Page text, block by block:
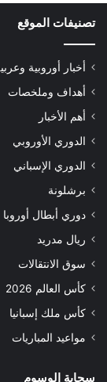
تصنيفات الموقع
أخبار أوروبية
أهداف وملخصات
أهم الأخبار
الدوري الأوروبي
الدوري الإسباني
برشلونة
دوري أبطال أوروبا
ريال مدريد
سوق الانتقالات
كأس العالم 2026
كأس ملك إسبانيا
مواعيد المباريات
سحابة الوسوم